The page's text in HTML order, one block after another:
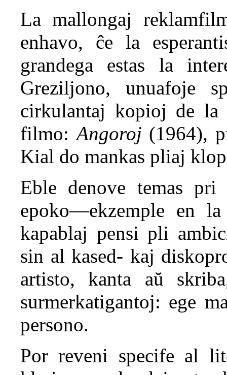
La mallongaj
enhavo, ĉe la
grandega estas la
Greziljono, unuafoje
cirkulantaj kopioj de la
filmo:Angoroj (1964),
Kial do mankas pliaj
Eble denove temas
epoko—ekzemple en
kapablaj pensi pli
sin al kased- kaj
artisto, kanta aŭ
surmerkatigantoj: ege
persono.
Por reveni specife al